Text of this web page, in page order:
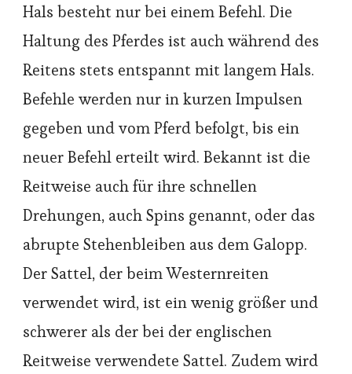
Hals besteht nur bei einem Befehl. Die
Haltung des Pferdes ist auch während des
Reitens stets entspannt mit langem Hals.
Befehle werden nur in kurzen Impulsen
gegeben und vom Pferd befolgt, bis ein
neuer Befehl erteilt wird. Bekannt ist die
Reitweise auch für ihre schnellen
Drehungen, auch Spins genannt, oder das
abrupte Stehenbleiben aus dem Galopp.
Der Sattel, der beim Westernreiten
verwendet wird, ist ein wenig größer und
schwerer als der bei der englischen
Reitweise verwendete Sattel. Zudem wird